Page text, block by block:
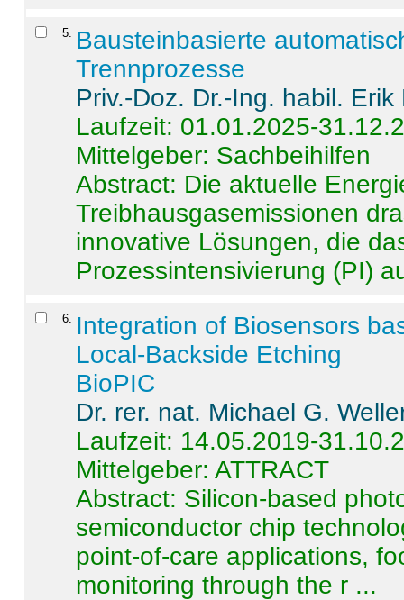
5
Bausteinbasierte
Trennprozesse
Priv.-Doz. Dr.-Ing. habil. Erik
Laufzeit: 01.01.2025-
Mittelgeber: Sachbeihilfen
Abstract: Die aktuelle
Treibhausgasemissionen
innovative Lösungen, die
Prozessintensivierung (PI)
6
Integration of Biosensors
Local-Backside Etching
BioPIC
Dr. rer. nat. Michael G.
Laufzeit: 14.05.2019-
Mittelgeber: ATTRACT
Abstract: Silicon-based
semiconductor chip
point-of-care applications,
monitoring through the r ...